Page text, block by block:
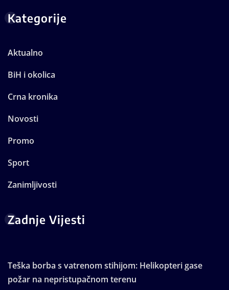
Kategorije
Aktualno
BiH i okolica
Crna kronika
Novosti
Promo
Sport
Zanimljivosti
Zadnje Vijesti
Teška borba s vatrenom stihijom: Helikopteri gase
požar na nepristupačnom terenu